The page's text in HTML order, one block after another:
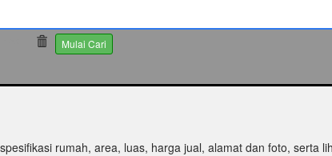
Mulai Cari
rumah, area, luas, harga jual, alamat dan foto, serta